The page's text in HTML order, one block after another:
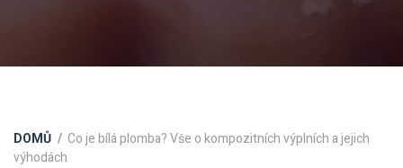
DOMŮ
Co je bílá plomba? Vše o kompozitních výplních a jejich
výhodách